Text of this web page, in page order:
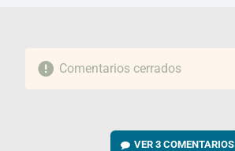
Comentarios cerrados
VER3 COMENTARIOS